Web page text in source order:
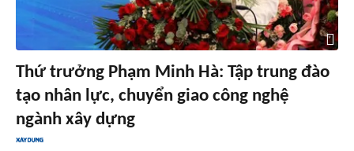
Thứ trưởng Phạm Minh Hà: Tập trung đào
tạo nhân lực, chuyển giao công nghệ
ngành xây dựng